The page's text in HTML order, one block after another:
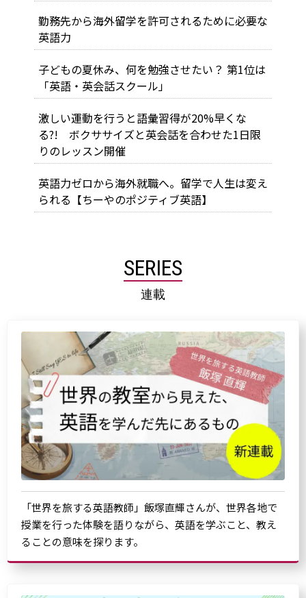
勤務先から海外留学を許可されるために必要な
英語力
子どもの夏休み、何を勉強させたい？ 第1位は
「英語・英会話スクール」
激しい運動を行うと語彙習得が20%早くな
る?! ボクササイズと英会話を合わせた1日限
りのレッスン開催
英語力ゼロから海外就職へ。留学で人生は変え
られる【ちーやのポジティブ英語】
SERIES
連載
「世界を旅する英語教師」飯塚直輝さんが、世界各地で
授業を行った体験を語りながら、英語を学ぶこと、教え
ることの意味を探ります。